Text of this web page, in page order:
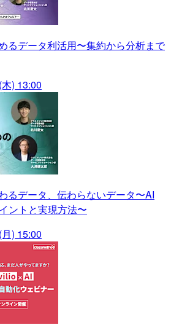
るデータ利活用〜集約から分析まで
) 13:00
るデータ、伝わらないデータ〜AI
ントと実現方法〜
) 15:00